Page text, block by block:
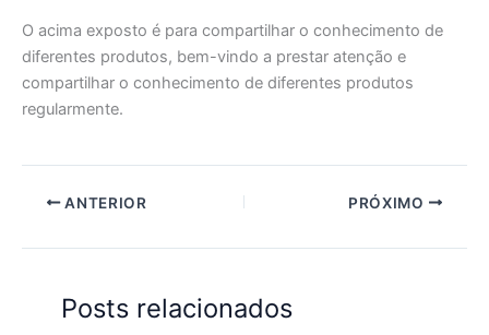
O acima exposto é para compartilhar o conhecimento de
diferentes produtos, bem-vindo a prestar atenção e
compartilhar o conhecimento de diferentes produtos
regularmente.
ANTERIOR PRÓXIMO
Posts relacionados